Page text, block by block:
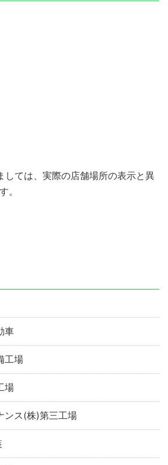
しては、実際の店舗場所の表示と異
。
車
工場
場
ンス(株)第三工場